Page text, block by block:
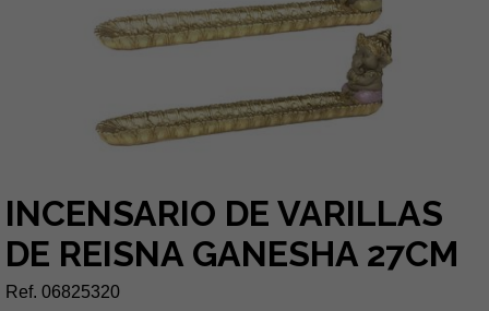
INCENSARIO DE VARILLAS
DE REISNA GANESHA 27CM
Ref. 06825320